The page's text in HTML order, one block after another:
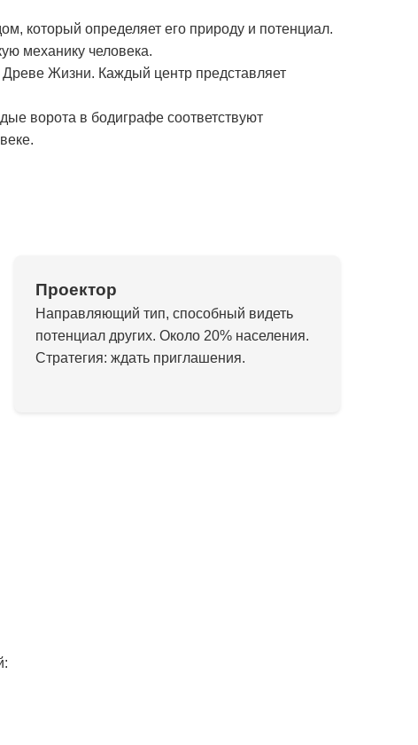
который определяет его природу и потенциал.
механику человека.
Древе Жизни. Каждый центр представляет
ворота в бодиграфе соответствуют
Проектор
Направляющий тип, способный видеть
потенциал других. Около 20% населения.
Стратегия: ждать приглашения.